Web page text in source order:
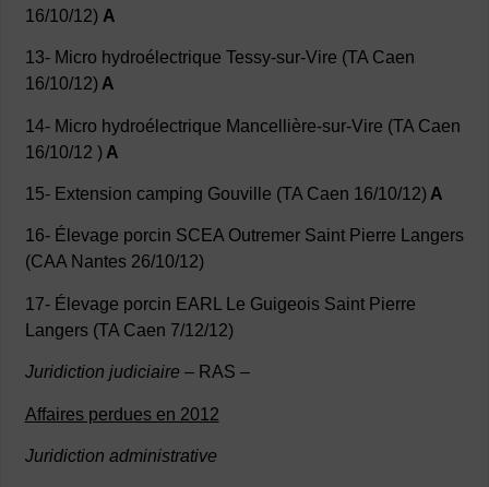
16/10/12) A
13- Micro hydroélectrique Tessy-sur-Vire (TA Caen
16/10/12)A
14- Micro hydroélectrique Mancellière-sur-Vire (TA Caen
16/10/12 )A
15- Extension camping Gouville (TA Caen 16/10/12)A
16- Élevage porcin SCEA Outremer Saint Pierre Langers
(CAA Nantes 26/10/12)
17- Élevage porcin EARL Le Guigeois Saint Pierre
Langers (TA Caen 7/12/12)
Juridiction judiciaire – RAS –
Affaires perdues en 2012
Juridiction administrative